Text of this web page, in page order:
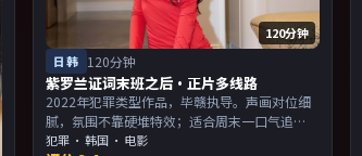
120分钟
日韩 120分钟
紫罗兰证词末班之后·正片多线路
2022年犯罪类型作品，毕赣执导。声画对位细
腻，氛围不靠硬堆特效；适合周末一口气追
完。主演以演技派为主，适合喜欢强叙事与人
犯罪 ·韩国 · 电影